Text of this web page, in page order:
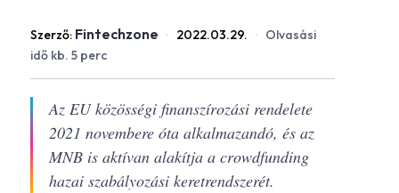
Szerző: Fintechzone · 2022.03.29. · Olvasási
idő kb. 5 perc
Az EU közösségi finanszírozási rendelete
2021 novembere óta alkalmazandó, és az
MNB is aktívan alakítja a crowdfunding
hazai szabályozási keretrendszerét.